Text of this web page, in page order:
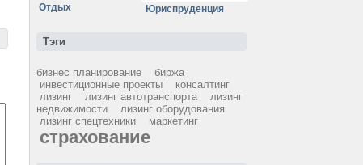
Отдых
Юриспруденция
Тэги
бизнес планирование
биржа
инвестиционные проекты
консалтинг
лизинг
лизинг автотранспорта
лизинг
недвижимости
лизинг оборудования
лизинг спецтехники
маркетинг
страхование